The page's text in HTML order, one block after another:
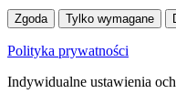
Zgoda Tylko wymagane
Polityka prywatności
Indywidualne ustawienia